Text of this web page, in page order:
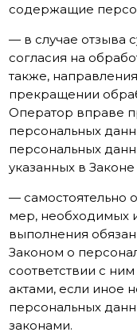
содержащие
— в случае отзыва
согласия на
также,
прекращении
Оператор вправе
персональных
персональных
указанных в
— самостоятельно
мер, необходимых
выполнения
Законом о
соответствии с
актами, если иное
персональных
законами.